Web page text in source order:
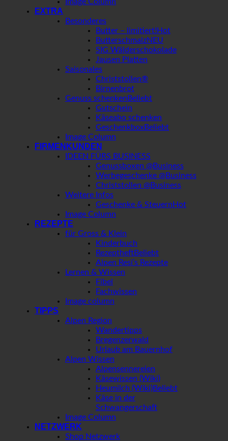
EXTRA
Besonderes
Butter – limitiert!
Butterschmalz
SIG Wälderschokolade
Jausen Platten
Saisonales
Christstollen®
Birnenbrot
Genuss schenken
Gutschein
Käseabo schenken
Geschenkbox
Image Column
FIRMENKUNDEN
IDEEN FÜRS BUSINESS
Genussboxen @Business
Werbegeschenke @Business
Christstollen @Business
Weitere Infos
Geschenke & Steuern
Image Column
REZEPTE
für Gross & Klein
Kinderbuch
Rezeptheft
Alpen Resi’s Rezepte
Lernen & Wissen
Fibel
Fachwissen
Image column
TIPPS
Alpen Region
Wandertipps
Bregenzerwald
Urlaub am Bauernhof
Alpen Wissen
Alpensennereien
Käsewissen (Wiki)
Heumilch (Wiki)
Käse in der
Schwangerschaft
Image Column
NETZWERK
Shop Netzwerk